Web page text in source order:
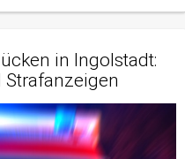
in Ingolstadt: